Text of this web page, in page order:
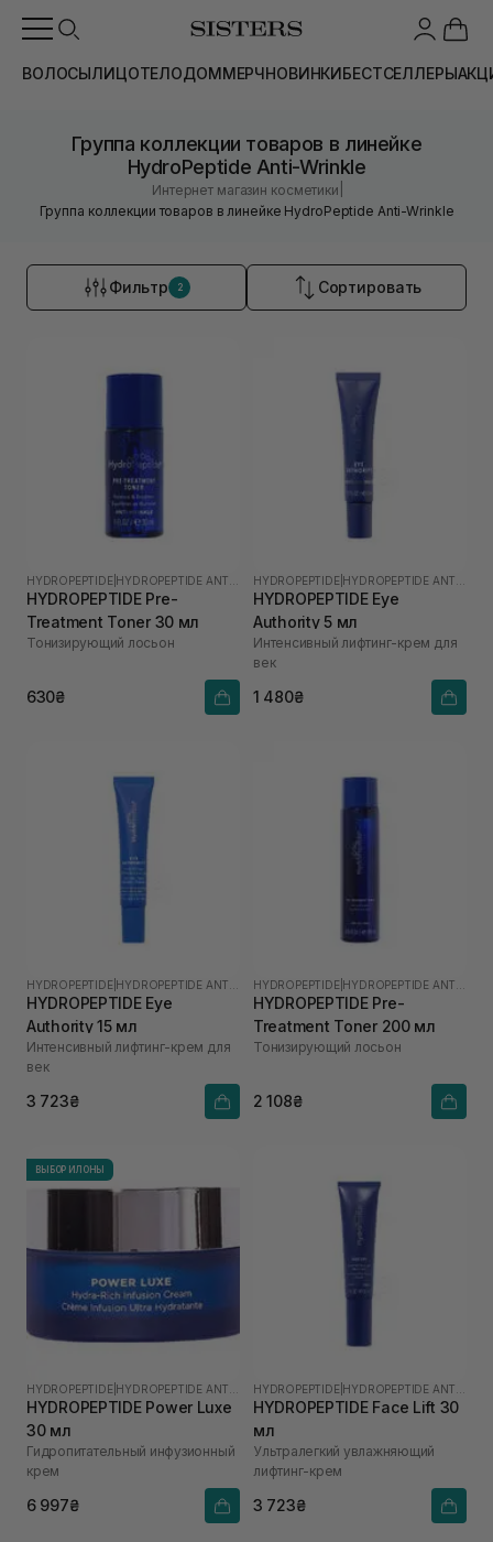
ВОЛОСЫЛИЦОТЕЛОДОММЕРЧНОВИНКИБЕСТСЕЛЛЕРЫ
Группа коллекции товаров в линейке
HydroPeptide Anti-Wrinkle
Интернет магазин косметики
Группа коллекции товаров в линейке HydroPeptide Anti-Wrinkle
Фильтр 2 Сортировать
HYDROPEPTIDE
HYDROPEPTIDE Pre-
Treatment Toner 30 мл
Тонизирующий лосьон
630₴
HYDROPEPTIDE
HYDROPEPTIDE Eye
Authority 5 мл
Интенсивный лифтинг-крем для
век
1 480₴
HYDROPEPTIDE
HYDROPEPTIDE Eye
Authority 15 мл
Интенсивный лифтинг-крем для
век
3 723₴
HYDROPEPTIDE
HYDROPEPTIDE Pre-
Treatment Toner 200 мл
Тонизирующий лосьон
2 108₴
ВЫБОР ИЛОНЫ
HYDROPEPTIDE
HYDROPEPTIDE Power Luxe
30 мл
Гидропитательный инфузионный
крем
6 997₴
HYDROPEPTIDE
HYDROPEPTIDE Face Lift 30
мл
Ультралегкий увлажняющий
лифтинг-крем
3 723₴